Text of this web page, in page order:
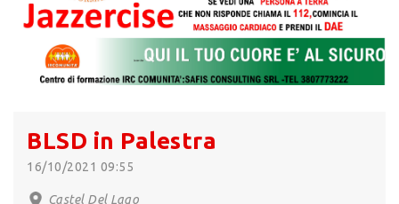
BLSD in Palestra
16/10/2021 09:55
Castel Del Lago